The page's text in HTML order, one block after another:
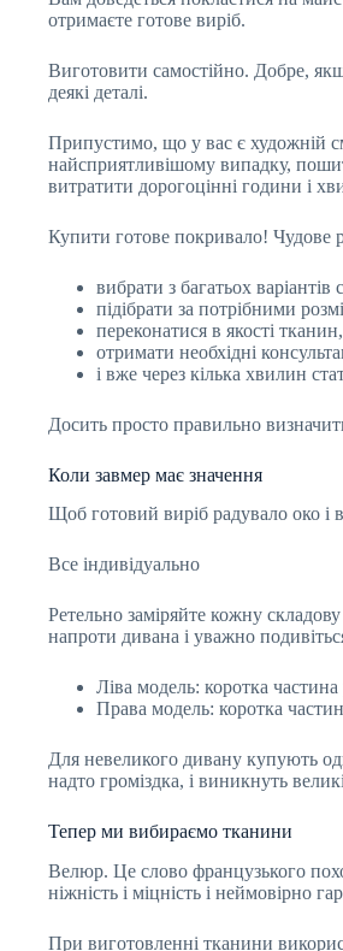
отримаєте готове виріб.
Виготовити самостійно. Добре,
деякі деталі.
Припустимо, що у вас є художній
найсприятливішому випадку,
витратити дорогоцінні години і
Купити готове покривало! Чудове
вибрати з багатьох
підібрати за потрібними
переконатися в якості
отримати необхідні
і вже через кілька хвилин
Досить просто правильно
Коли завмер має значення
Щоб готовий виріб радувало око і
Все індивідуально
Ретельно заміряйте кожну
напроти дивана і уважно
Ліва модель: коротка
Права модель: коротка
Для невеликого дивану купують
надто громіздка, і виникнуть
Тепер ми вибираємо тканини
Велюр. Це слово французького
ніжність і міцність і неймовірно
При виготовленні тканини